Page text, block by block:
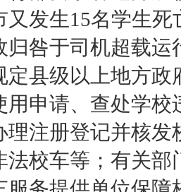
又发生15名学生死
归咎于司机超载运
定县级以上地方
用申请、查处学
理注册登记并核
法校车等；有关